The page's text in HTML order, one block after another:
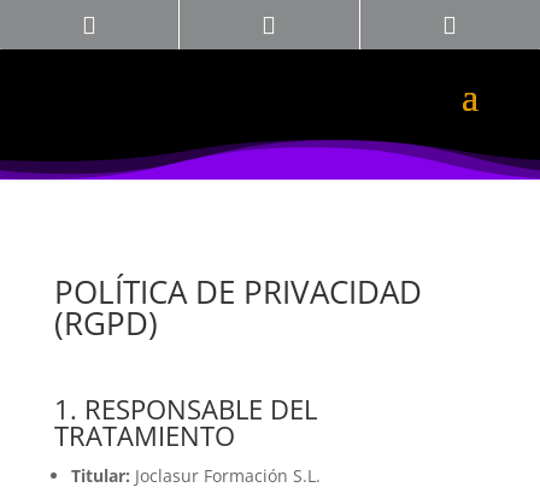
  
POLÍTICA DE PRIVACIDAD
(RGPD)
1. RESPONSABLE DEL
TRATAMIENTO
Titular: Joclasur Formación S.L.